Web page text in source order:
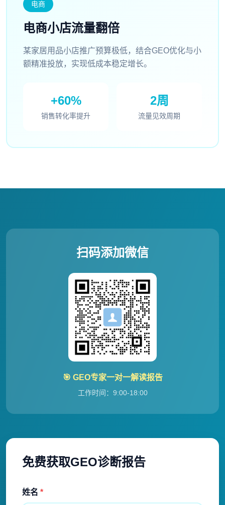
电商
电商小店流量翻倍
某家居用品小店推广预算极低，结合GEO优化与小
额精准投放，实现低成本稳定增长。
+60%
销售转化率提升
2周
流量见效周期
扫码添加微信
🎯 GEO专家一对一解读报告
工作时间：9:00-18:00
免费获取GEO诊断报告
姓名 *